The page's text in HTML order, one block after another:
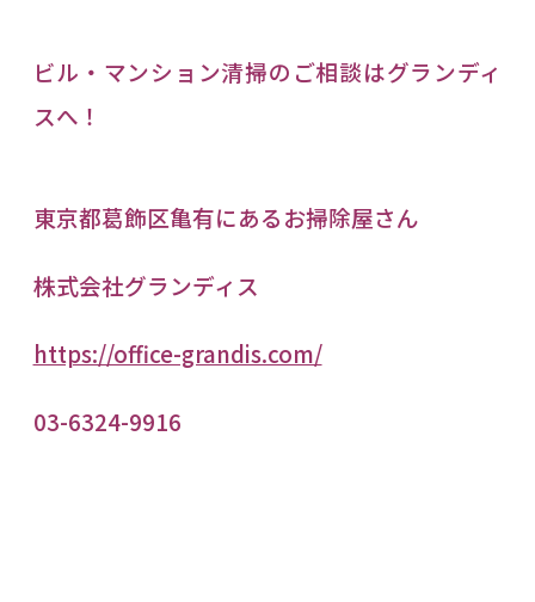
ビル・マンション清掃のご相談はグランディ
スへ！
東京都葛飾区亀有にあるお掃除屋さん
株式会社グランディス
https://office-grandis.com/
03-6324-9916